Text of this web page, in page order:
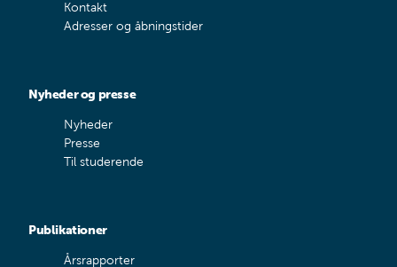
Kontakt
Adresser og åbningstider
Nyheder og presse
Nyheder
Presse
Til studerende
Publikationer
Årsrapporter